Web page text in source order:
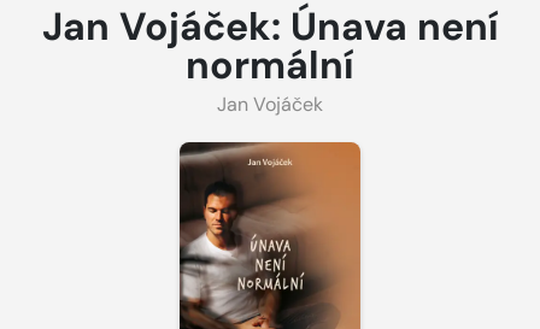
Jan Vojáček: Únava není
normální
Jan Vojáček